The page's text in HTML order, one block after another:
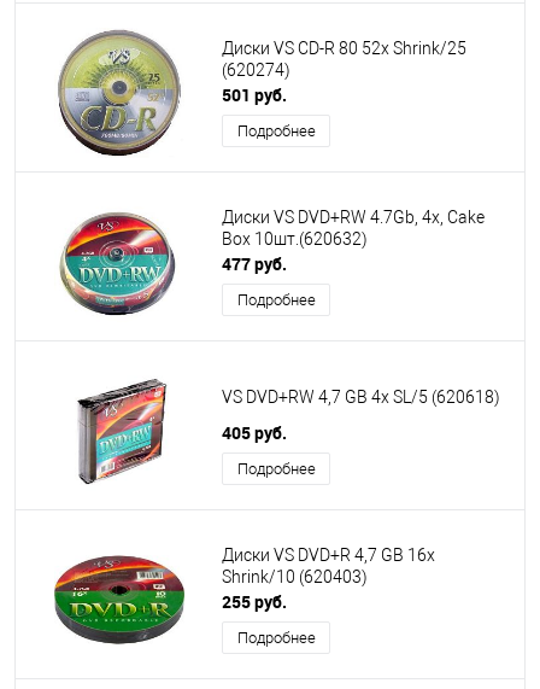
Диски VS CD-R 80 52x Shrink/25
(620274)
501 руб.
Подробнее
Диски VS DVD+RW 4.7Gb, 4x, Cake
Box 10шт.(620632)
477 руб.
Подробнее
VS DVD+RW 4,7 GB 4x SL/5 (620618)
405 руб.
Подробнее
Диски VS DVD+R 4,7 GB 16x
Shrink/10 (620403)
255 руб.
Подробнее